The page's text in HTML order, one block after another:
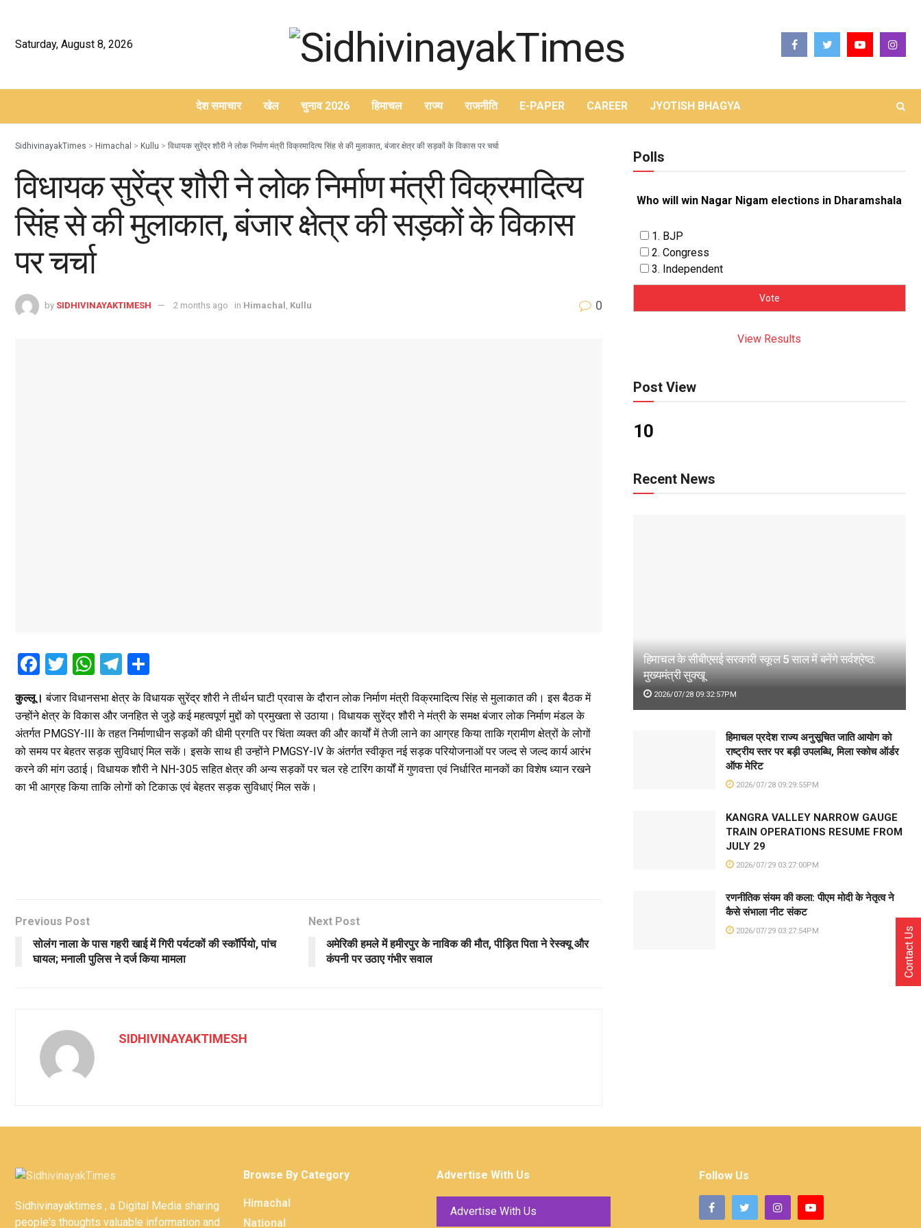
Saturday, August 8, 2026
देश समाचार खेल चुनाव 2026 हिमाचल राज्य राजनीति E-PAPER CAREER JYOTISH BHAGYA
SidhivinayakTimes > Himachal > Kullu > विधायक सुरेंद्र शौरी ने लोक निर्माण मंत्री विक्रमादित्य सिंह से की मुलाकात, बंजार क्षेत्र की सड़कों के विकास पर चर्चा
विधायक सुरेंद्र शौरी ने लोक निर्माण मंत्री विक्रमादित्य
सिंह से की मुलाकात, बंजार क्षेत्र की सड़कों के विकास
पर चर्चा
by SIDHIVINAYAKTIMESH 2 months ago in Himachal , Kullu 0
F
a
ce
b
o
o
k
T
wi
tt
er
W
at
s
A
p
p
T
el
e
gr
a
m
ar
e
कुल्लू। बंजार विधानसभा क्षेत्र के विधायक सुरेंद्र शौरी ने तीर्थन घाटी प्रवास के दौरान लोक निर्माण मंत्री विक्रमादित्य सिंह से मुलाकात की। इस बैठक में
उन्होंने क्षेत्र के विकास और जनहित से जुड़े कई महत्वपूर्ण मुद्दों को प्रमुखता से उठाया। विधायक सुरेंद्र शौरी ने मंत्री के समक्ष बंजार लोक निर्माण मंडल के
अंतर्गत PMGSY-III के तहत निर्माणाधीन सड़कों की धीमी प्रगति पर चिंता व्यक्त की और कार्यों में तेजी लाने का आग्रह किया ताकि ग्रामीण क्षेत्रों के लोगों
को समय पर बेहतर सड़क सुविधाएं मिल सकें। इसके साथ ही उन्होंने PMGSY-IV के अंतर्गत स्वीकृत नई सड़क परियोजनाओं पर जल्द से जल्द कार्य आरंभ
करने की मांग उठाई। विधायक शौरी ने NH-305 सहित क्षेत्र की अन्य सड़कों पर चल रहे टारिंग कार्यों में गुणवत्ता एवं निर्धारित मानकों का विशेष ध्यान रखने
का भी आग्रह किया ताकि लोगों को टिकाऊ एवं बेहतर सड़क सुविधाएं मिल सकें।
Previous Post
सोलंग नाला के पास गहरी खाई में गिरी पर्यटकों की स्कॉर्पियो, पांच
घायल; मनाली पुलिस ने दर्ज किया मामला
Next Post
अमेरिकी हमले में हमीरपुर के नाविक की मौत, पीड़ित पिता ने रेस्क्यू और
कंपनी पर उठाए गंभीर सवाल
SIDHIVINAYAKTIMESH
Polls
Who will win Nagar Nigam elections in Dharamshala
1. BJP
2. Congress
3. Independent
View Results
Post View
10
Recent News
हिमाचल के सीबीएसई सरकारी स्कूल 5 साल में बनेंगे सर्वश्रेष्ठ:
मुख्यमंत्री सुक्खू
2026/07/28 09:32:57PM
हिमाचल प्रदेश राज्य अनुसूचित जाति आयोग को
राष्ट्रीय स्तर पर बड़ी उपलब्धि, मिला स्कोच ऑर्डर
ऑफ मेरिट
2026/07/28 09:29:55PM
KANGRA VALLEY NARROW GAUGE
TRAIN OPERATIONS RESUME FROM
JULY 29
2026/07/29 03:27:00PM
रणनीतिक संयम की कला: पीएम मोदी के नेतृत्व ने
कैसे संभाला नीट संकट
2026/07/29 03:27:54PM
Sidhivinayaktimes , a Digital Media sharing
people's thoughts valuable information and
Browse By Category
Himachal
National
Advertise With Us
Advertise With Us
Follow Us
Contact Us